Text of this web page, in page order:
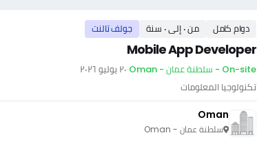
دوام كامل من ٠ إلى ٠ سنة جولف تالنت
Mobile App Developer
On-site - سلطنة عمان - Oman ·٢٠ يوليو ٢٠٢٦
تكنولوجيا المعلومات
Oman
سلطنة عمان - Oman